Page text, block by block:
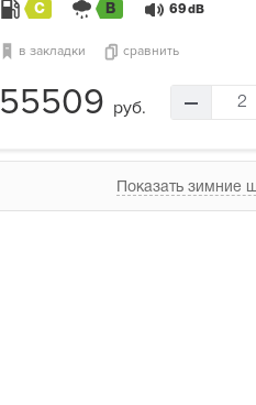
C B 69 dB
в закладки сравнить
55509 руб. 2
Показать зимние